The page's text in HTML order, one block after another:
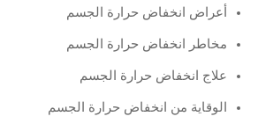
أعراض انخفاض حرارة الجسم
مخاطر انخفاض حرارة الجسم
علاج انخفاض حرارة الجسم
الوقاية من انخفاض حرارة الجسم